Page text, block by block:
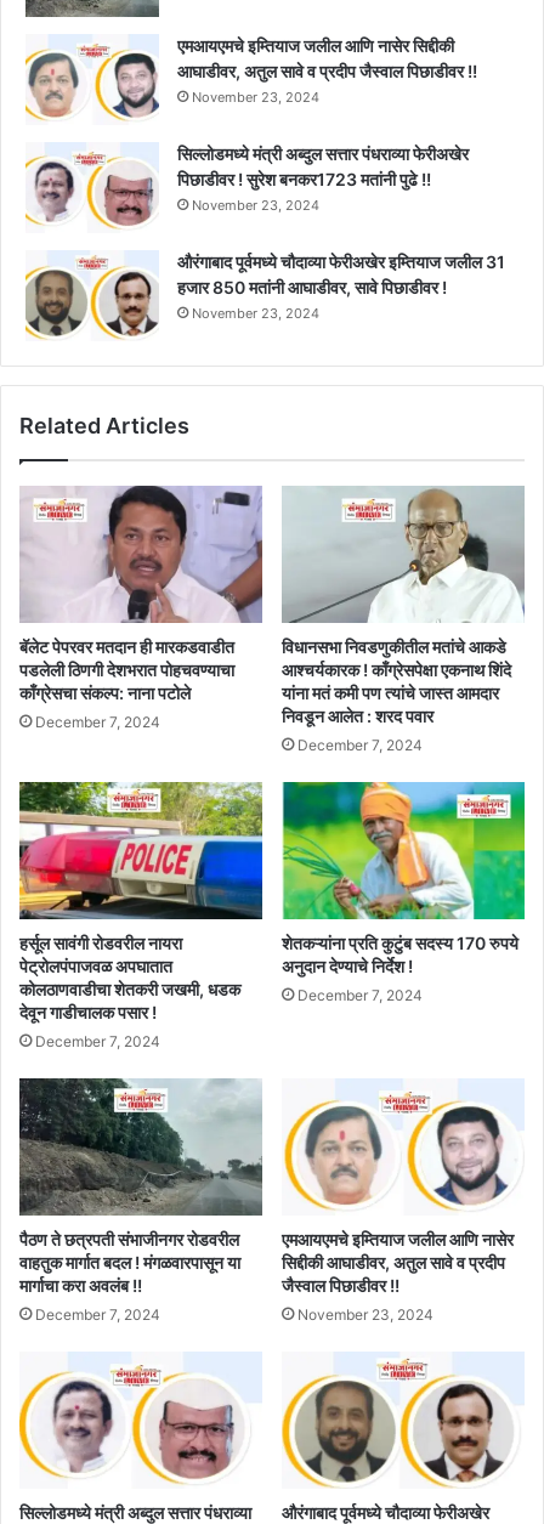
एमआयएमचे इम्तियाज जलील आणि नासेर सिद्दीकी
आघाडीवर, अतुल सावे व प्रदीप जैस्वाल पिछाडीवर !!
November 23, 2024
सिल्लोडमध्ये मंत्री अब्दुल सत्तार पंधराव्या फेरीअखेर
पिछाडीवर ! सुरेश बनकर1723 मतांनी पुढे !!
November 23, 2024
औरंगाबाद पूर्वमध्ये चौदाव्या फेरीअखेर इम्तियाज जलील 31
हजार 850 मतांनी आघाडीवर, सावे पिछाडीवर !
November 23, 2024
Related Articles
बॅलेट पेपरवर मतदान ही मारकडवाडीत
पडलेली ठिणगी देशभरात पोहचवण्याचा
काँग्रेसचा संकल्प: नाना पटोले
December 7, 2024
विधानसभा निवडणुकीतील मतांचे आकडे
आश्चर्यकारक ! काँग्रेसपेक्षा एकनाथ शिंदे
यांना मतं कमी पण त्यांचे जास्त आमदार
निवडून आलेत : शरद पवार
December 7, 2024
हर्सूल सावंगी रोडवरील नायरा
पेट्रोलपंपाजवळ अपघातात
कोलठाणवाडीचा शेतकरी जखमी, धडक
देवून गाडीचालक पसार !
December 7, 2024
शेतकऱ्यांना प्रति कुटुंब सदस्य 170 रुपये
अनुदान देण्याचे निर्देश !
December 7, 2024
पैठण ते छत्रपती संभाजीनगर रोडवरील
वाहतुक मार्गात बदल ! मंगळवारपासून या
मार्गाचा करा अवलंब !!
December 7, 2024
एमआयएमचे इम्तियाज जलील आणि नासेर
सिद्दीकी आघाडीवर, अतुल सावे व प्रदीप
जैस्वाल पिछाडीवर !!
November 23, 2024
सिल्लोडमध्ये मंत्री अब्दुल सत्तार पंधराव्या औरंगाबाद पूर्वमध्ये चौदाव्या फेरीअखेर